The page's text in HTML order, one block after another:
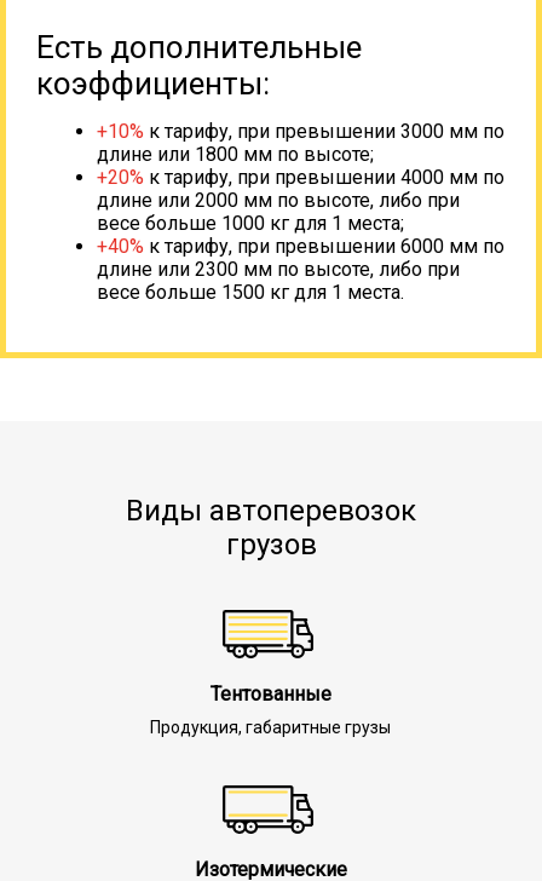
Есть дополнительные
коэффициенты:
+10% к тарифу, при превышении 3000 мм по
длине или 1800 мм по высоте;
+20% к тарифу, при превышении 4000 мм по
длине или 2000 мм по высоте, либо при
весе больше 1000 кг для 1 места;
+40% к тарифу, при превышении 6000 мм по
длине или 2300 мм по высоте, либо при
весе больше 1500 кг для 1 места.
Виды автоперевозок
грузов
Тентованные
Продукция, габаритные грузы
Изотермические